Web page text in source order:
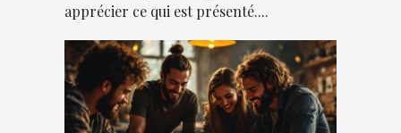
apprécier ce qui est présenté....